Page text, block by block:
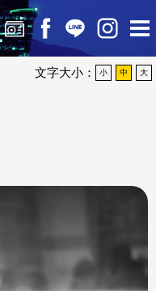
文字大小： 小 中 大